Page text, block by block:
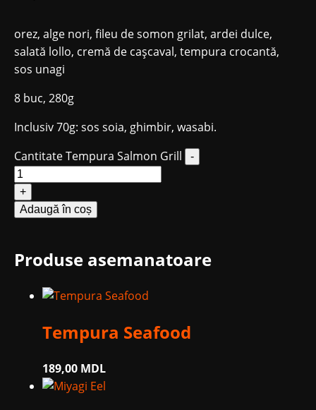
orez, alge nori, fileu de somon grilat, ardei dulce,
salată lollo, cremă de cașcaval, tempura crocantă,
sos unagi
8 buc, 280g
Inclusiv 70g: sos soia, ghimbir, wasabi.
Cantitate Tempura Salmon Grill
-
+
Adaugă în coș
Produse asemanatoare
Tempura Seafood
189,00 MDL